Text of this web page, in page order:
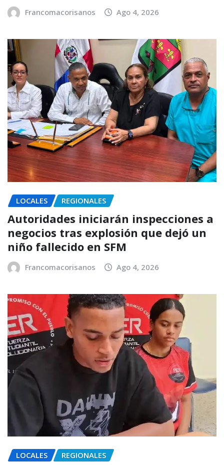
Francomacorisanos Ago 4, 2026
LOCALES REGIONALES
Autoridades iniciarán inspecciones a
negocios tras explosión que dejó un
niño fallecido en SFM
Francomacorisanos Ago 4, 2026
LOCALES REGIONALES